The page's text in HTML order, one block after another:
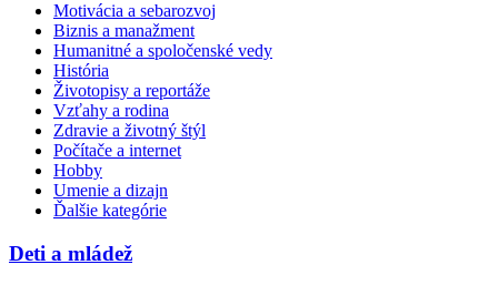
Motivácia a sebarozvoj
Biznis a manažment
Humanitné a spoločenské vedy
História
Životopisy a reportáže
Vzťahy a rodina
Zdravie a životný štýl
Počítače a internet
Hobby
Umenie a dizajn
Ďalšie kategórie
Deti a mládež